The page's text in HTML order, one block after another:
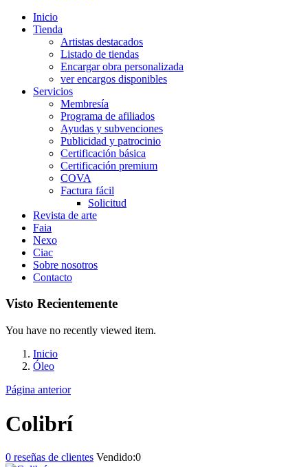
Inicio
Tienda
Artistas destacados
Listado de tiendas
Encargar obra personalizada
ver encargos disponibles
Servicios
Membresía
Programa de afiliados
Ayudas y subvenciones
Publicidad y patrocinio
Certificación básica
Certificación premium
COVA
Factura fácil
Solicitud
Revista de arte
Faia
Nexo
Ciac
Sobre nosotros
Contacto
Visto Recientemente
You have no recently viewed item.
Inicio
Óleo
Página anterior
Colibrí
0 reseñas de clientes Vendido:0